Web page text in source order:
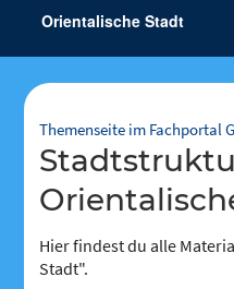
Orientalische Stadt
Themenseite im Fachportal
Stadtstruktur:
Hier findest du alle
Stadt".